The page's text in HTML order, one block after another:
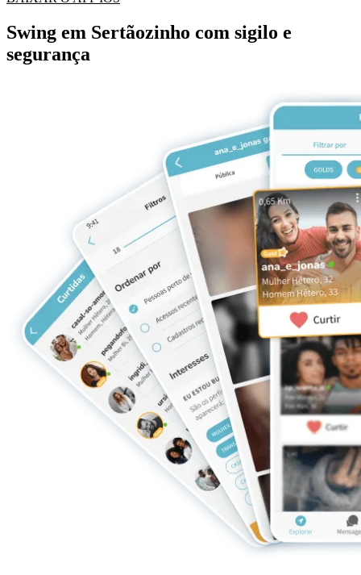
Swing em Sertãozinho com sigilo e
segurança